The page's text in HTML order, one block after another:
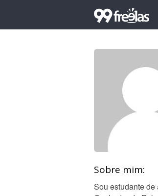
Sobre mim:
Sou estudante de